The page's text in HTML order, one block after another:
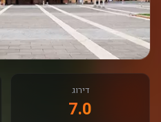
דירוג
7.0